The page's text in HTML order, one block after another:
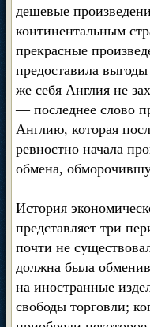
дешевые
континентальным
прекрасные
предоставила
же себя Англия не
— последнее слово
Англию, которая
ревностно начала
обмена,
История
представляет три
почти не
должна была
на иностранные
свободы торговли;